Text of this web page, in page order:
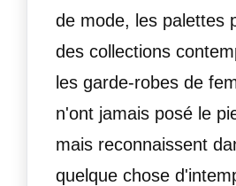
de mode, les palettes
des collections
les garde-robes de
n'ont jamais posé le
mais reconnaissent
quelque chose